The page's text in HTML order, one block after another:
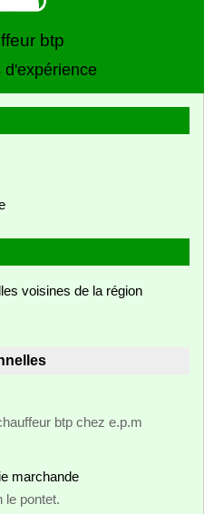
btp
d'expérience
voisines de la région
btp chez e.p.m
marchande
le pontet.